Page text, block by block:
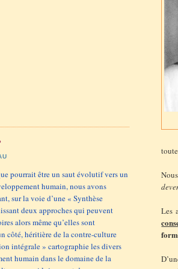
Les
pourrait être un saut évolutif vers un
humain, nous avons
sur la voie d’une « Synthèse
deux approches qui peuvent
alors même qu’elles sont
côté, héritière de la contre-culture
intégrale » cartographie les divers
humain dans le domaine de la